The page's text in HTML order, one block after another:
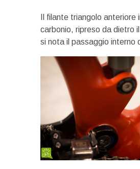
Il filante triangolo anteriore
carbonio, ripreso da dietro
si nota il passaggio interno